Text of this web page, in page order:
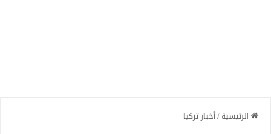
الرئيسية/أخبار تركيا